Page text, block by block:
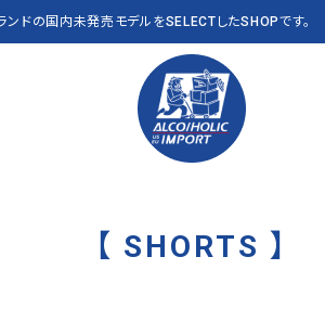
ンドの国内未発売モデルをSELECTしたSHOPです。
PANTS パンツ VEST ベスト
Polo Ralph Lauren RLX
【 SHORTS 】